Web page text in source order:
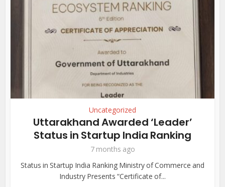
Uncategorized
Uttarakhand Awarded ‘Leader’
Status in Startup India Ranking
7 months ago
Status in Startup India Ranking Ministry of Commerce and
Industry Presents “Certificate of...